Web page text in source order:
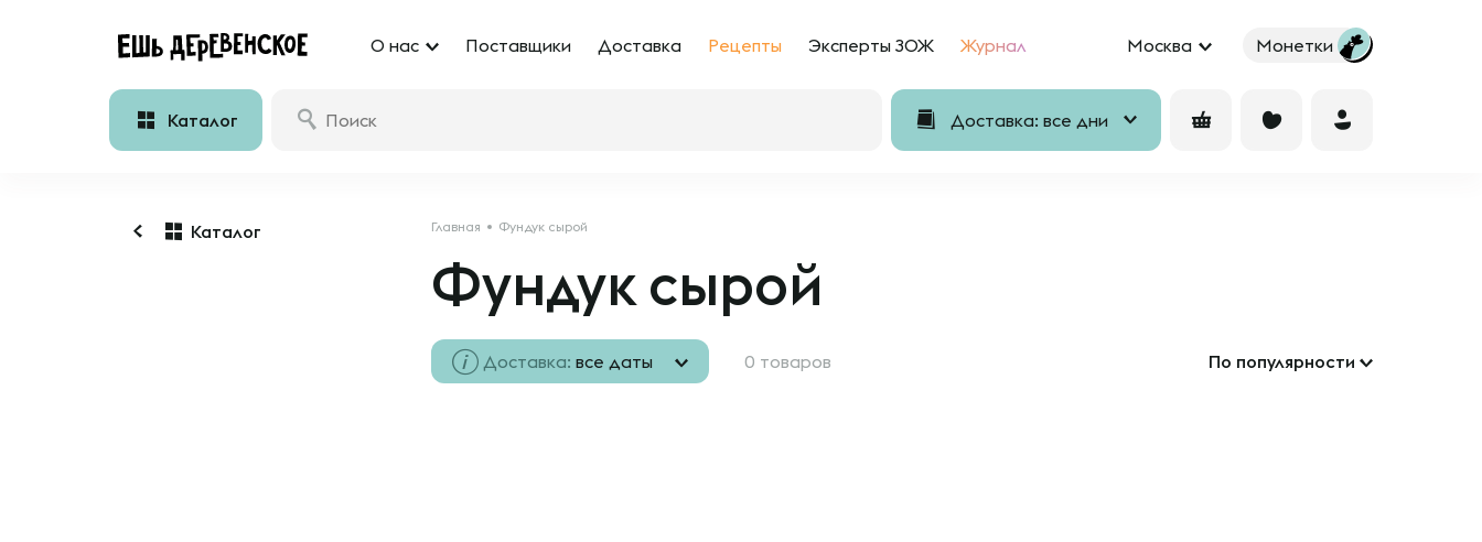
О нас Поставщики Доставка Рецепты Эксперты ЗОЖ Журнал Москва Монетки
Каталог Доставка: все дни
Каталог Главная Фундук сырой
Фундук сырой
Доставка: все даты 0 товаров По популярности